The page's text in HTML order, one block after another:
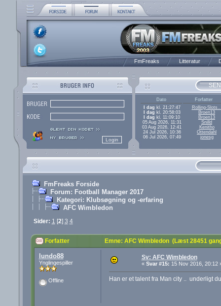
FmFreaks Litteratur
Dato
Forfatter
I dag kl. 21:27:47
Rolling-
I dag kl. 20:58:03
Broen13
I dag kl. 11:09:10
Broen13
05 Aug 2026, 11:31
Snilld
03 Aug 2026, 12:41
Kenitho
24 Jul 2026, 10:36
Ottendahl
06 Jul 2026, 07:49
jonesg
FmFreaks Forside
Forum: Football Manager 2017
Kategori: Klubsøgning og -erfaring
AFC Wimbledon
Sider: 1 [2] 3 4
Forfatter Emne: AFC Wimbledon (Læst 28451
lundo88
Ynglingespiller
Offline
Sv: AFC Wimbledon
« Svar #15: 15 Nov 2016, 20:12
Han er et talent fra Man city .. underligt